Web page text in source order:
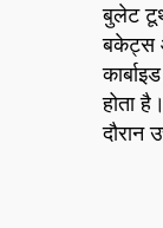
बुलेट
बकेट्स
होता
दौरान